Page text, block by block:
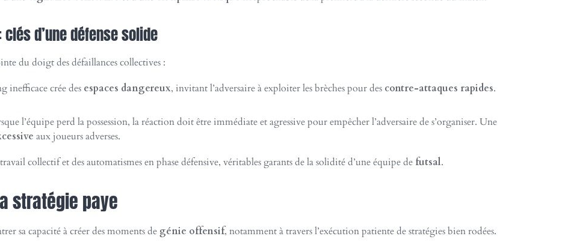
d’une défense solide
du doigt des défaillances collectives :
inefficace crée des espaces dangereux, invitant l’adversaire à exploiter les brèches pour des contre-attaques rapides.
l’équipe perd la possession, la réaction doit être immédiate et agressive pour empêcher l’adversaire de s’organiser. Une
aux joueurs adverses.
collectif et des automatismes en phase défensive, véritables garants de la solidité d’une équipe de futsal.
stratégie paye
sa capacité à créer des moments de génie offensif, notamment à travers l’exécution patiente de stratégies bien rodées.